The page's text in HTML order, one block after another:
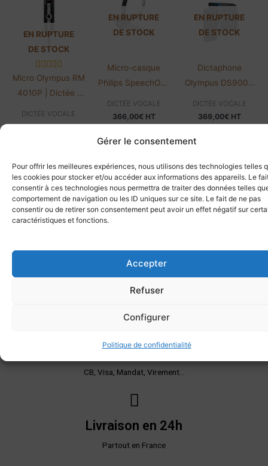
Gérer le consentement
Pour offrir les meilleures expériences, nous utilisons des technologies telles
les cookies pour stocker et/ou accéder aux informations des appareils. Le
consentir à ces technologies nous permettra de traiter des données telles
comportement de navigation ou les ID uniques sur ce site. Le fait de ne pas
consentir ou de retirer son consentement peut avoir un effet négatif sur
caractéristiques et fonctions.
Accepter
Refuser
Configurer
Politique de confidentialité
EN RUPTURE
DE STOCK
Micro Olympus RM
4010P | Dictée |
Avec trackball
DICTÉE VOCALE
199,99€HT
EN RUPTURE
DE STOCK
Micro-casque
Philips SpeechOne
PSM6300 | Sans
fil
DICTÉE VOCALE
366,00€ HT
EN RUPTURE
DE STOCK
Dictaphone
Olympus DS9000
Standard | Avec
logiciel
DICTÉE VOCALE
369,00€ HT
Livraison offerte*
Paiement sécurisé
CB, Visa, Mandat, Virement...
Livraison en 24h
Partout en France